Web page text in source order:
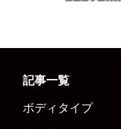
記事一覧
ボディタイプ